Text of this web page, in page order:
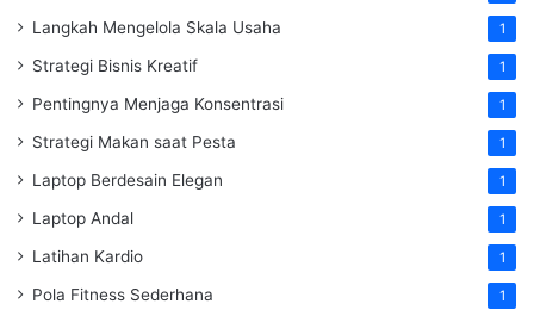
Langkah Mengelola Skala Usaha 1
Strategi Bisnis Kreatif 1
Pentingnya Menjaga Konsentrasi 1
Strategi Makan saat Pesta 1
Laptop Berdesain Elegan 1
Laptop Andal 1
Latihan Kardio 1
Pola Fitness Sederhana 1